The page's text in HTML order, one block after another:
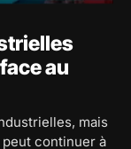
au
mais
continuer à